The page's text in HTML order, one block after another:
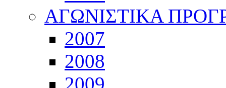
ΑΓΩΝΙΣΤΙΚΑ
2007
2008
2009